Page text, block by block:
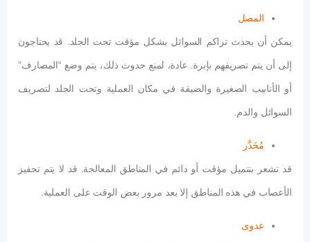
المصل
يمكن أن يحدث تراكم السوائل بشكل مؤقت تحت الجلد. قد يحتاجون
إلى أن يتم تصريفهم بإبرة. عادة، لمنع حدوث ذلك، يتم وضع “المصارف”
أو الأنابيب الصغيرة والضيقة في مكان العملية وتحت الجلد لتصريف
السوائل والدم.
مُخَدَّر
قد تشعر بتنميل مؤقت أو دائم في المناطق المعالجة. قد لا يتم تحفيز
الأعصاب في هذه المناطق إلا بعد مرور بعض الوقت على العملية.
عدوى